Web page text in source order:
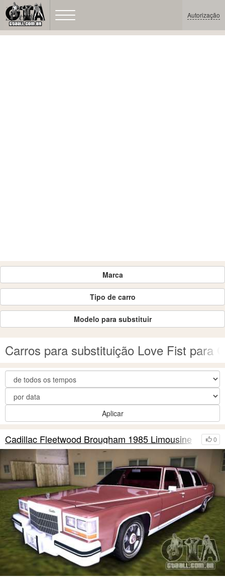
Autorização
Marca
Tipo de carro
Modelo para substituir
Carros para substituição Love Fist para
Aplicar
0
Cadillac Fleetwood Brougham 1985 Limousine